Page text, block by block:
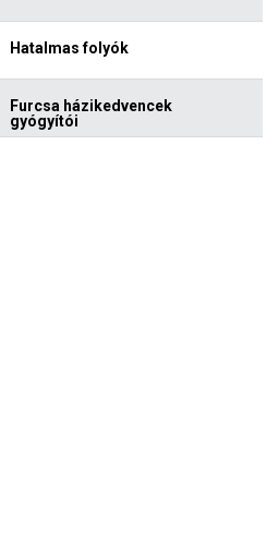
Hatalmas folyók
Furcsa házikedvencek
gyógyítói